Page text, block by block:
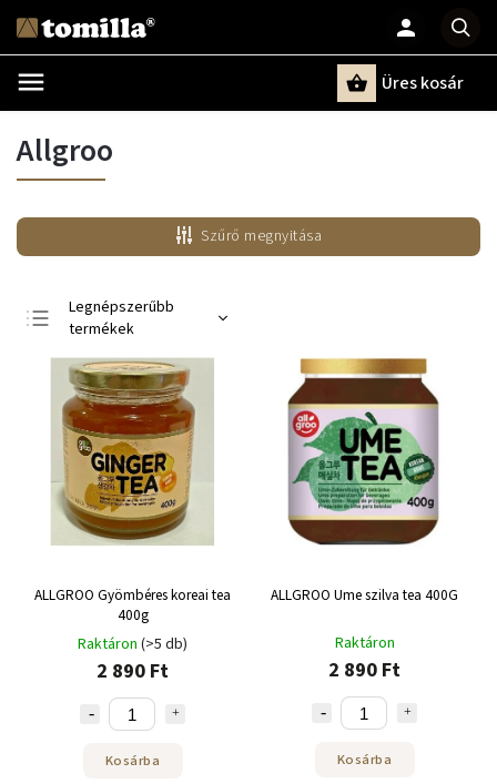
Üres kosár
Allgroo
Szűrő megnyitása
Legnépszerűbb
termékek
Legolcsóbb elöl
Legdrágább
ABC szerint
ALLGROO Gyömbéres koreai tea
400g
Raktáron (>5 db)
2 890 Ft
Kosárba
ALLGROO Ume szilva tea 400G
Raktáron
2 890 Ft
Kosárba